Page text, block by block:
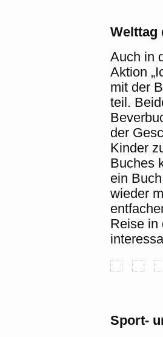
Welttag
Auch in
Aktion
mit der
teil.
der
Kinder
Buches
ein
wieder
Reise in
Sport-